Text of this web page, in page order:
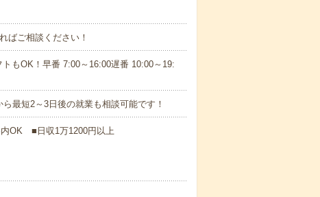
ばご相談ください！
もOK！早番 7:00～16:00遅番 10:00～19:
最短2～3日後の就業も相談可能です！
OK ■日収1万1200円以上